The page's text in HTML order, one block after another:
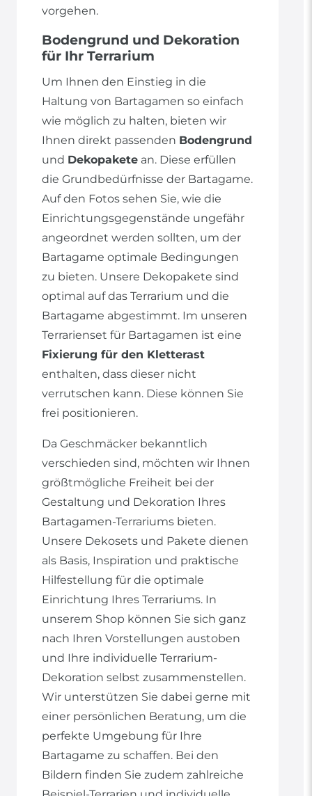
vorgehen.
Bodengrund und Dekoration
für Ihr Terrarium
Um Ihnen den Einstieg in die
Haltung von Bartagamen so einfach
wie möglich zu halten, bieten wir
Ihnen direkt passenden Bodengrund
und Dekopakete an. Diese erfüllen
die Grundbedürfnisse der Bartagame.
Auf den Fotos sehen Sie, wie die
Einrichtungsgegenstände ungefähr
angeordnet werden sollten, um der
Bartagame optimale Bedingungen
zu bieten. Unsere Dekopakete sind
optimal auf das Terrarium und die
Bartagame abgestimmt. Im unseren
Terrarienset für Bartagamen ist eine
Fixierung für den Kletterast
enthalten, dass dieser nicht
verrutschen kann. Diese können Sie
frei positionieren.
Da Geschmäcker bekanntlich
verschieden sind, möchten wir Ihnen
größtmögliche Freiheit bei der
Gestaltung und Dekoration Ihres
Bartagamen-Terrariums bieten.
Unsere Dekosets und Pakete dienen
als Basis, Inspiration und praktische
Hilfestellung für die optimale
Einrichtung Ihres Terrariums. In
unserem Shop können Sie sich ganz
nach Ihren Vorstellungen austoben
und Ihre individuelle Terrarium-
Dekoration selbst zusammenstellen.
Wir unterstützen Sie dabei gerne mit
einer persönlichen Beratung, um die
perfekte Umgebung für Ihre
Bartagame zu schaffen. Bei den
Bildern finden Sie zudem zahlreiche